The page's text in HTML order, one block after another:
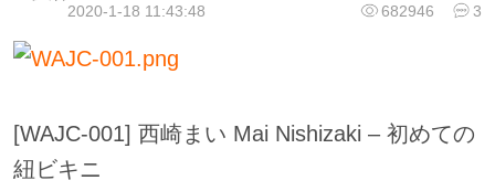
682946
3
2020-1-18 11:43:48
[WAJC-001] 西崎まい Mai Nishizaki – 初めての
紐ビキニ